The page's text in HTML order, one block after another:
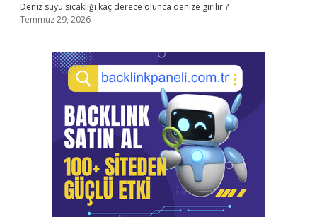
Deniz suyu sıcaklığı kaç derece olunca denize girilir ?
Temmuz 29, 2026